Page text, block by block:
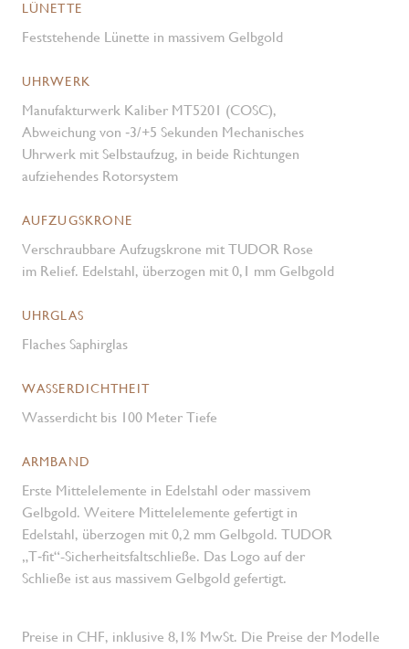
LÜNETTE
Feststehende Lünette in massivem Gelbgold
UHRWERK
Manufakturwerk Kaliber MT5201 (COSC),
Abweichung von ‑3/+5 Sekunden Mechanisches
Uhrwerk mit Selbstaufzug, in beide Richtungen
aufziehendes Rotorsystem
AUFZUGSKRONE
Verschraubbare Aufzugskrone mit TUDOR Rose
im Relief. Edelstahl, überzogen mit 0,1 mm Gelbgold
UHRGLAS
Flaches Saphirglas
WASSERDICHTHEIT
Wasserdicht bis 100 Meter Tiefe
ARMBAND
Erste Mittelelemente in Edelstahl oder massivem
Gelbgold. Weitere Mittelelemente gefertigt in
Edelstahl, überzogen mit 0,2 mm Gelbgold. TUDOR
„T‑fit“-Sicherheits­faltschließe. Das Logo auf der
Schließe ist aus massivem Gelbgold gefertigt.
Preise in CHF, inklusive 8,1% MwSt. Die Preise der Modelle